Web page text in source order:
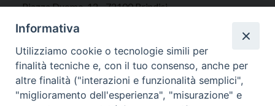
Piazza Duomo, 12 - 72100 Brindisi
Tel 0831.521958
Fax 0831.528315
Orari Curia
Informativa
Utilizziamo cookie o tecnologie simili per
finalità tecniche e, con il tuo consenso, anche per
altre finalità ("interazioni e funzionalità semplici",
"miglioramento dell'esperienza", "misurazione" e